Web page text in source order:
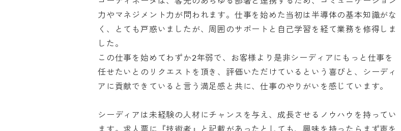
力やマネジメント力が問われます。仕事を始めた当初は半導体の基本知識がな
く、とても戸惑いましたが、周囲のサポートと自己学習を経て業務を修得しま
した。
この仕事を始めてわずか2年弱で、お客様より是非シーディアにもっと仕事を
任せたいとのリクエストを頂き、評価いただけているという喜びと、シーディ
アに貢献できていると言う満足感と共に、仕事のやりがいを感じています。
シーディアは未経験の人材にチャンスを与え、成長させるノウハウを持ってい
ます。求人票に『技術者』と記載があったとしても、興味を持ったらまず声を